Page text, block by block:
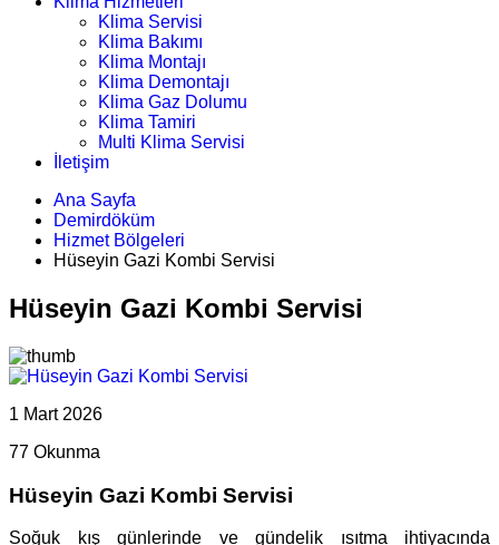
Klima Servisi
Klima Bakımı
Klima Montajı
Klima Demontajı
Klima Gaz Dolumu
Klima Tamiri
Multi Klima Servisi
İletişim
Ana Sayfa
Demirdöküm
Hizmet Bölgeleri
Hüseyin Gazi Kombi Servisi
Hüseyin Gazi Kombi Servisi
1 Mart 2026
77 Okunma
Hüseyin Gazi Kombi Servisi
Soğuk kış günlerinde ve gündelik ısıtma ihtiyacında